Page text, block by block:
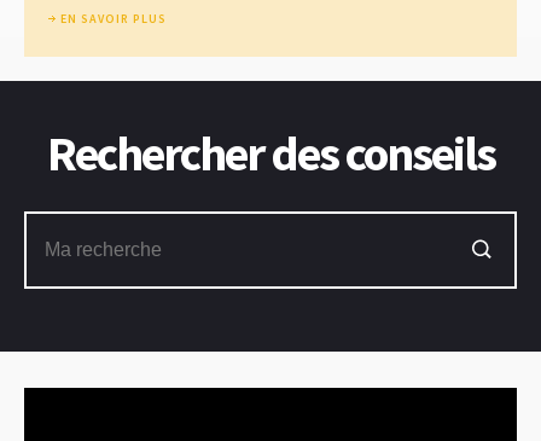
EN SAVOIR PLUS
Rechercher des conseils